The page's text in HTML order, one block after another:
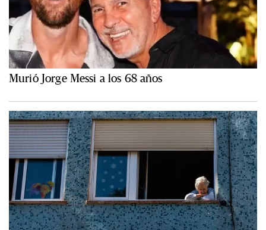
Murió Jorge Messi a los 68 años